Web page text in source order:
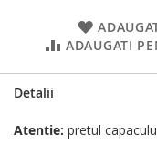
ADAUGATI
Detalii
Atentie: pretul